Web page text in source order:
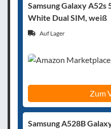
Samsung Galaxy A52s
White Dual SIM, weiß
Auf Lager
Zum
Samsung A528B